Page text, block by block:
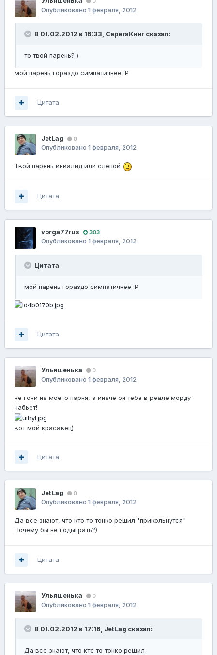
Опубликовано 1 февраля, 2012
В 01.02.2012 в 16:33, СерегаКинг сказал:
то твой парень? )
мой парень гораздо симпатичнее :Р
Цитата
JetLag 0
Опубликовано 1 февраля, 2012
Твой парень инвалид или слепой
Цитата
vorga77rus 303
Опубликовано 1 февраля, 2012
Цитата
мой парень гораздо симпатичнее :Р
Цитата
Ульяшенька 0
Опубликовано 1 февраля, 2012
не гони на моего парня, а иначе он тебе в реале морду
набьет!
вот мой красавец)
Цитата
JetLag 0
Опубликовано 1 февраля, 2012
Да все знают, что кто то тонко решил "прикольнутся"
Почему бы не подыграть?)
Цитата
Ульяшенька 0
Опубликовано 1 февраля, 2012
В 01.02.2012 в 17:16, JetLag сказал:
Да все знают, что кто то тонко решил